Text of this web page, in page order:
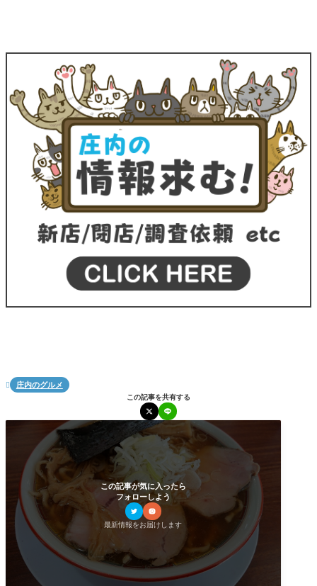
 庄内のグルメ
この記事を共有する
この記事が気に入ったら
フォローしよう
最新情報をお届けします